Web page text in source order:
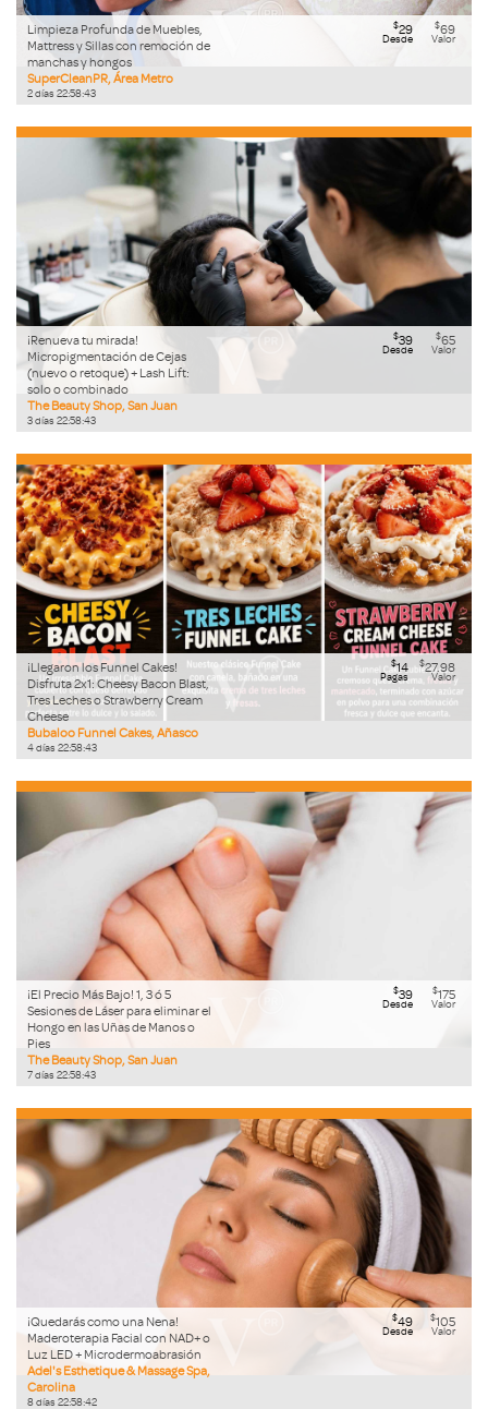
Limpieza Profunda de Muebles,
Mattress y Sillas con remoción de
manchas y hongos
SuperCleanPR, Área Metro
2días 22:58:42
$29
Desde
$69
Valor
¡Renueva tu mirada!
Micropigmentación de Cejas
(nuevo o retoque) + Lash Lift:
solo o combinado
The Beauty Shop, San Juan
3días 22:58:42
$39
Desde
$65
Valor
¡Llegaron los Funnel Cakes!
Disfruta 2x1: Cheesy Bacon Blast,
Tres Leches o Strawberry Cream
Cheese
Bubaloo Funnel Cakes, Añasco
4días 22:58:42
$14
Pagas
$27.98
Valor
¡El Precio Más Bajo! 1, 3 ó 5
Sesiones de Láser para eliminar el
Hongo en las Uñas de Manos o
Pies
The Beauty Shop, San Juan
7días 22:58:42
$39
Desde
$175
Valor
¡Quedarás como una Nena!
Maderoterapia Facial con NAD+ o
Luz LED + Microdermoabrasión
Adel's Esthetique & Massage Spa,
Carolina
8días 22:58:41
$49
Desde
$105
Valor